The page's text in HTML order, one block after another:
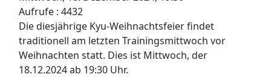
Aufrufe : 4432
Die diesjährige Kyu-Weihnachtsfeier findet
traditionell am letzten Trainingsmittwoch vor
Weihnachten statt. Dies ist Mittwoch, der
18.12.2024 ab 19:30 Uhr.